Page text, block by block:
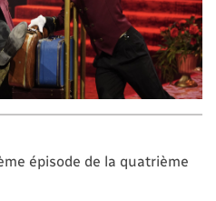
épisode de la quatrième